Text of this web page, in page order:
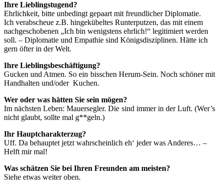
Ihre Lieblingstugend?
Ehrlichkeit, bitte unbedingt gepaart mit freundlicher Diplomatie.
Ich verabscheue z.B. hingekübeltes Runterputzen, das mit einem
nachgeschobenen „Ich bin wenigstens ehrlich!“ legitimiert werden
soll. – Diplomatie und Empathie sind Königsdisziplinen. Hätte ich
gern öfter in der Welt.
Ihre Lieblingsbeschäftigung?
Gucken und Atmen. So ein bisschen Herum-Sein. Noch schöner mit
Handhalten und/oder Kuchen.
Wer oder was hätten Sie sein mögen?
Im nächsten Leben: Mauersegler. Die sind immer in der Luft. (Wer’s
nicht glaubt, sollte mal g**geln.)
Ihr Hauptcharakterzug?
Uff. Da behauptet jetzt wahrscheinlich eh‘ jeder was Anderes… –
Helft mir mal!
Was schätzen Sie bei Ihren Freunden am meisten?
Siehe etwas weiter oben.